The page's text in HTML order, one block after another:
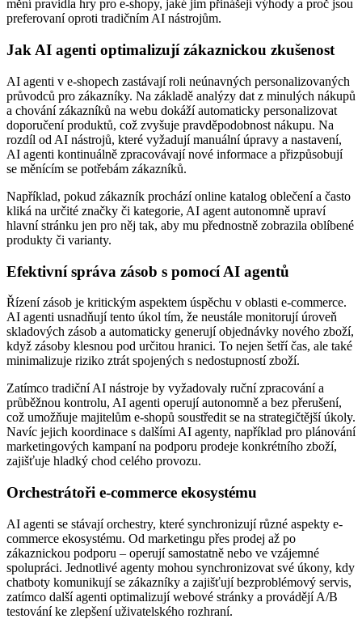
mění pravidla hry pro e-shopy, jaké jim přinášejí výhody a proč jsou
preferovaní oproti tradičním AI nástrojům.
Jak AI agenti optimalizují zákaznickou zkušenost
AI agenti v e-shopech zastávají roli neúnavných personalizovaných
průvodců pro zákazníky. Na základě analýzy dat z minulých nákupů
a chování zákazníků na webu dokáží automaticky personalizovat
doporučení produktů, což zvyšuje pravděpodobnost nákupu. Na
rozdíl od AI nástrojů, které vyžadují manuální úpravy a nastavení,
AI agenti kontinuálně zpracovávají nové informace a přizpůsobují
se měnícím se potřebám zákazníků.
Například, pokud zákazník prochází online katalog oblečení a často
kliká na určité značky či kategorie, AI agent autonomně upraví
hlavní stránku jen pro něj tak, aby mu přednostně zobrazila oblíbené
produkty či varianty.
Efektivní správa zásob s pomocí AI agentů
Řízení zásob je kritickým aspektem úspěchu v oblasti e-commerce.
AI agenti usnadňují tento úkol tím, že neustále monitorují úroveň
skladových zásob a automaticky generují objednávky nového zboží,
když zásoby klesnou pod určitou hranici. To nejen šetří čas, ale také
minimalizuje riziko ztrát spojených s nedostupností zboží.
Zatímco tradiční AI nástroje by vyžadovaly ruční zpracování a
průběžnou kontrolu, AI agenti operují autonomně a bez přerušení,
což umožňuje majitelům e-shopů soustředit se na strategičtější úkoly.
Navíc jejich koordinace s dalšími AI agenty, například pro plánování
marketingových kampaní na podporu prodeje konkrétního zboží,
zajišťuje hladký chod celého provozu.
Orchestrátoři e-commerce ekosystému
AI agenti se stávají orchestry, které synchronizují různé aspekty e-
commerce ekosystému. Od marketingu přes prodej až po
zákaznickou podporu – operují samostatně nebo ve vzájemné
spolupráci. Jednotlivé agenty mohou synchronizovat své úkony, kdy
chatboty komunikují se zákazníky a zajišťují bezproblémový servis,
zatímco další agenti optimalizují webové stránky a provádějí A/B
testování ke zlepšení uživatelského rozhraní.